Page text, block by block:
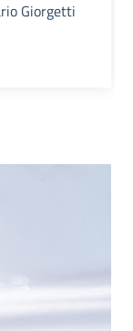
Giorgetti